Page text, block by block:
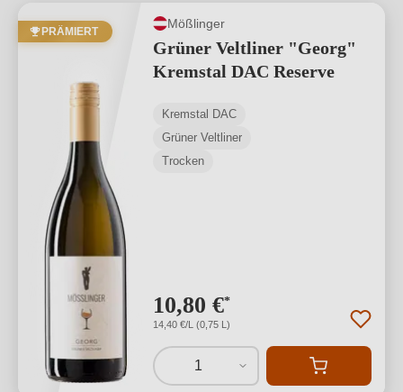
PRÄMIERT
Mößlinger
Grüner Veltliner "Georg"
Kremstal DAC Reserve
Kremstal DAC
Grüner Veltliner
Trocken
10,80 €*
14,40 €/L (0,75 L)
1